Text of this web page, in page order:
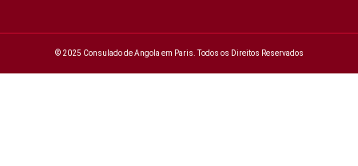
© 2025 Consulado de Angola em Paris. Todos os Direitos Reservados